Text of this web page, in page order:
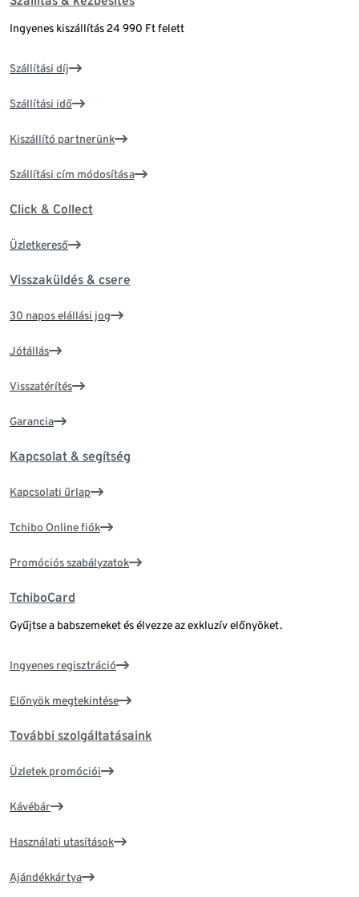
Ingyenes kiszállítás 24 990 Ft felett
Szállítási díj
Szállítási idő
Kiszállító partnerünk
Szállítási cím módosítása
Click & Collect
Üzletkereső
Visszaküldés & csere
30 napos elállási jog
Jótállás
Visszatérítés
Garancia
Kapcsolat & segítség
Kapcsolati űrlap
Tchibo Online fiók
Promóciós szabályzatok
TchiboCard
Gyűjtse a babszemeket és élvezze az exkluzív előnyöket.
Ingyenes regisztráció
Előnyök megtekintése
További szolgáltatásaink
Üzletek promóciói
Kávébár
Használati utasítások
Ajándékkártya